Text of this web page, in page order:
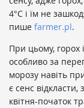
4°C і їм не
пише farmer.pl.
При цьому,
особливо за
морозу навіть
є сенс
квітня-початок